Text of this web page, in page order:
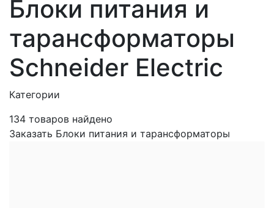
Блоки питания и
тарансформаторы
Schneider Electric
Категории
134 товаров найдено
Заказать Блоки питания и тарансформаторы